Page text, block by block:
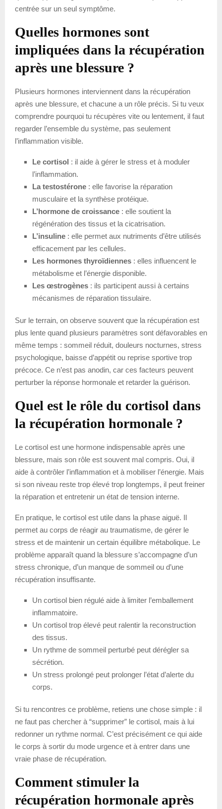
centrée sur un seul symptôme.
Quelles hormones sont
impliquées dans la récupération
après une blessure ?
Plusieurs hormones interviennent dans la récupération
après une blessure, et chacune a un rôle précis. Si tu veux
comprendre pourquoi tu récupères vite ou lentement, il faut
regarder l’ensemble du système, pas seulement
l’inflammation visible.
Le cortisol : il aide à gérer le stress et à moduler
l’inflammation.
La testostérone : elle favorise la réparation
musculaire et la synthèse protéique.
L’hormone de croissance : elle soutient la
régénération des tissus et la cicatrisation.
L’insuline : elle permet aux nutriments d’être utilisés
efficacement par les cellules.
Les hormones thyroïdiennes : elles influencent le
métabolisme et l’énergie disponible.
Les œstrogènes : ils participent aussi à certains
mécanismes de réparation tissulaire.
Sur le terrain, on observe souvent que la récupération est
plus lente quand plusieurs paramètres sont défavorables en
même temps : sommeil réduit, douleurs nocturnes, stress
psychologique, baisse d’appétit ou reprise sportive trop
précoce. Ce n’est pas anodin, car ces facteurs peuvent
perturber la réponse hormonale et retarder la guérison.
Quel est le rôle du cortisol dans
la récupération hormonale ?
Le cortisol est une hormone indispensable après une
blessure, mais son rôle est souvent mal compris. Oui, il
aide à contrôler l’inflammation et à mobiliser l’énergie. Mais
si son niveau reste trop élevé trop longtemps, il peut freiner
la réparation et entretenir un état de tension interne.
En pratique, le cortisol est utile dans la phase aiguë. Il
permet au corps de réagir au traumatisme, de gérer le
stress et de maintenir un certain équilibre métabolique. Le
problème apparaît quand la blessure s’accompagne d’un
stress chronique, d’un manque de sommeil ou d’une
récupération insuffisante.
Un cortisol bien régulé aide à limiter l’emballement
inflammatoire.
Un cortisol trop élevé peut ralentir la reconstruction
des tissus.
Un rythme de sommeil perturbé peut dérégler sa
sécrétion.
Un stress prolongé peut prolonger l’état d’alerte du
corps.
Si tu rencontres ce problème, retiens une chose simple : il
ne faut pas chercher à “supprimer” le cortisol, mais à lui
redonner un rythme normal. C’est précisément ce qui aide
le corps à sortir du mode urgence et à entrer dans une
vraie phase de récupération.
Comment stimuler la
récupération hormonale après